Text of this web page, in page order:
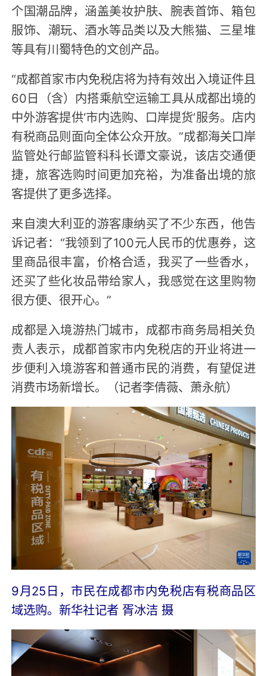
个国潮品牌，涵盖美妆护肤、腕表首饰、箱包
服饰、潮玩、酒水等品类以及大熊猫、三星堆
等具有川蜀特色的文创产品。
“成都首家市内免税店将为持有效出入境证件且
60日（含）内搭乘航空运输工具从成都出境的
中外游客提供‘市内选购、口岸提货’服务。店内
有税商品则面向全体公众开放。”成都海关口岸
监管处行邮监管科科长谭文豪说，该店交通便
捷，旅客选购时间更加充裕，为准备出境的旅
客提供了更多选择。
来自澳大利亚的游客康纳买了不少东西，他告
诉记者：“我领到了100元人民币的优惠券，这
里商品很丰富，价格合适，我买了一些香水，
还买了些化妆品带给家人，我感觉在这里购物
很方便、很开心。”
成都是入境游热门城市，成都市商务局相关负
责人表示，成都首家市内免税店的开业将进一
步便利入境游客和普通市民的消费，有望促进
消费市场新增长。（记者李倩薇、萧永航）
9月25日，市民在成都市内免税店有税商品区
域选购。 新华社记者 胥冰洁 摄